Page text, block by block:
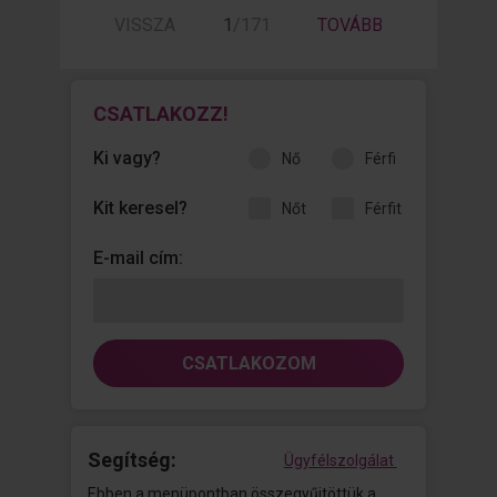
emeltem a karjaidat – az egyik kezemmel
tartottam őket, a másikkal pedig
borzongást. Végigjártam az utat a
1 TOVÁBB
CSATLAKOZZ!
Ki vagy? nő férfi
Kit keresel? nőt férfit
E-mail cím:
CSATLAKOZOM
Segítség:
Ügyfélszolgálat